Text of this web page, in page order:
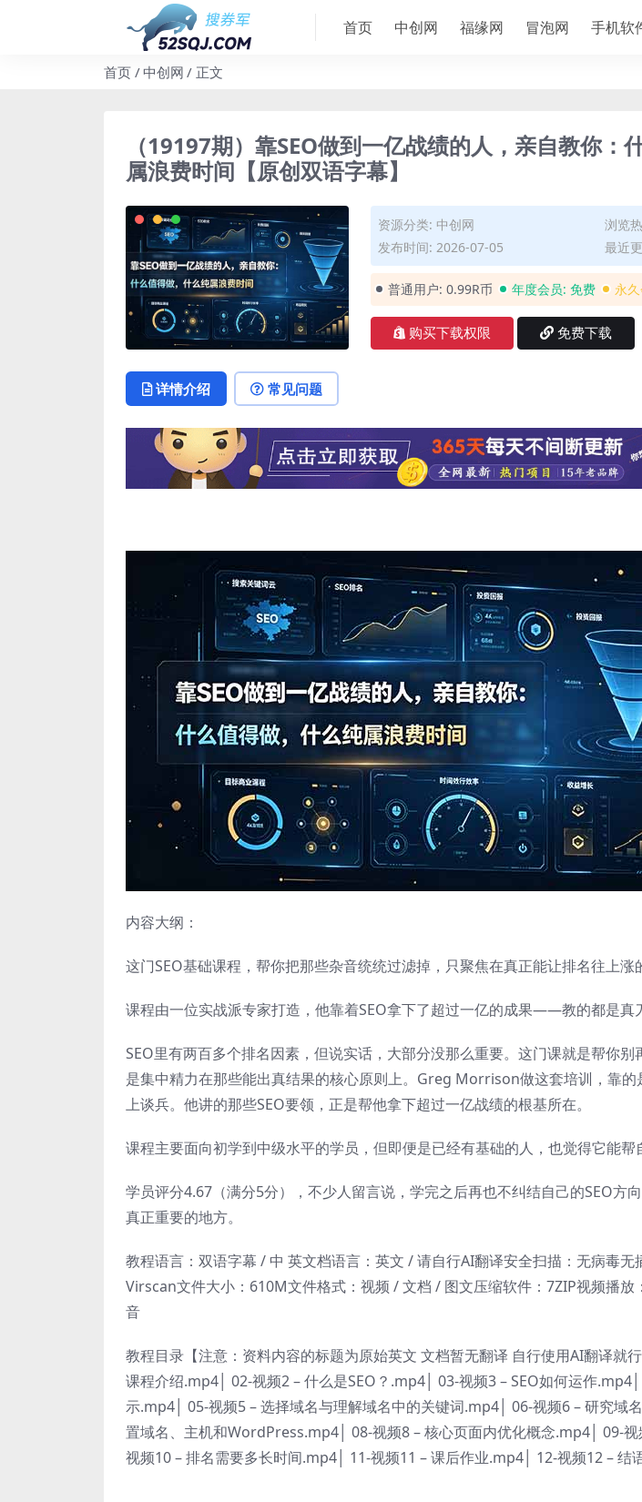
首页 中创网 福缘网 冒泡网 手机软
首页 中创网 正文
（19197期）靠SEO做到一亿战绩的人，亲自教你：
属浪费时间【原创双语字幕】
资源分类: 中创网
浏览
发布时间: 2026-07-05
最近
普通用户: 0.99R币 年度会员: 免费 永
购买下载权限 免费下载
详情介绍 常见问题
内容大纲：
这门SEO基础课程，帮你把那些杂音统统过滤掉，只聚焦在真正能让排名往上涨
课程由一位实战派专家打造，他靠着SEO拿下了超过一亿的成果——教的都是真
SEO里有两百多个排名因素，但说实话，大部分没那么重要。这门课就是帮你
是集中精力在那些能出真结果的核心原则上。Greg Morrison做这套培训，靠的
上谈兵。他讲的那些SEO要领，正是帮他拿下超过一亿战绩的根基所在。
课程主要面向初学到中级水平的学员，但即便是已经有基础的人，也觉得它能帮
学员评分4.67（满分5分），不少人留言说，学完之后再也不纠结自己的SEO方
真正重要的地方。
教程语言：双语字幕 / 中 英文档语言：英文 / 请自行AI翻译安全扫描：无病毒
Virscan文件大小：610M文件格式：视频 / 文档 / 图文压缩软件：7ZIP视频播
音
教程目录【注意：资料内容的标题为原始英文 文档暂无翻译 自行使用AI翻译就
课程介绍.mp4│ 02-视频2 – 什么是SEO？.mp4│ 03-视频3 – SEO如何运作
示.mp4│ 05-视频5 – 选择域名与理解域名中的关键词.mp4│ 06-视频6 – 研究域
置域名、主机和WordPress.mp4│ 08-视频8 – 核心页面内优化概念.mp4│ 09-
视频10 – 排名需要多长时间.mp4│ 11-视频11 – 课后作业.mp4│ 12-视频12 – 结